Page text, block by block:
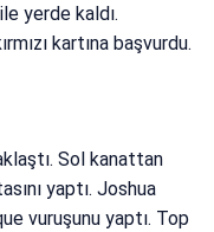
yerde kaldı.
kartına başvurdu.
Sol kanattan
yaptı. Joshua
vuruşunu yaptı. Top